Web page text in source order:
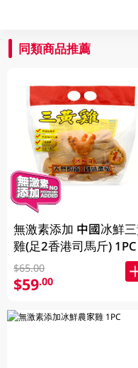
同類商品推薦
無激素添加 中國冰鮮
雞(足2香港司馬斤) 1PC
$65.00
$59.00